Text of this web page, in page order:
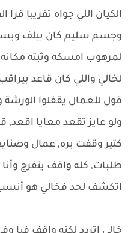
الكيان اللي جواه تقريبا قرا
وجسم سليم كان بيلف
لمرهوب امسكه وثبته
لخالي واللي كان قاعد
قول للعمال يقفلوا الورشة
ولو عايز تقعد معايا
كتير وقفت بره, عمال
طلبات, كله واقف يتفرج
اتكشف لحد فخالي هو